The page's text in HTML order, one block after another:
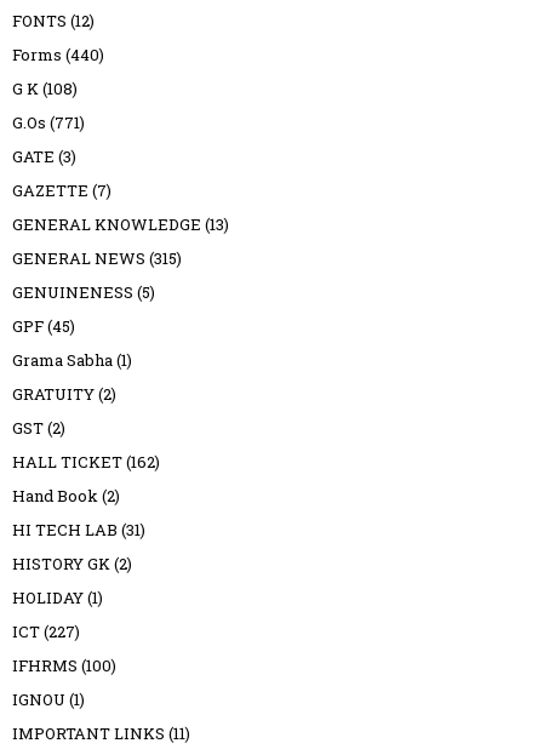
FONTS (12)
Forms (440)
G K(108)
G.Os (771)
GATE (3)
GAZETTE (7)
GENERAL KNOWLEDGE (13)
GENERAL NEWS (315)
GENUINENESS (5)
GPF(45)
Grama Sabha(1)
GRATUITY(2)
GST(2)
HALL TICKET(162)
Hand Book(2)
HI TECH LAB (31)
HISTORY GK(2)
HOLIDAY(1)
ICT(227)
IFHRMS (100)
IGNOU (1)
IMPORTANT LINKS (11)